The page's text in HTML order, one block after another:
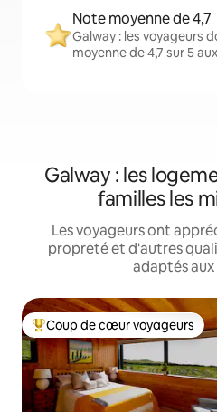
Note moyenne de 4,7
Galway : les voyageurs
moyenne de 4,7 sur 5
Galway : les
familles les
Les voyageurs ont
propreté et d'autres
adaptés
Coup de cœur voyageurs
Coup de cœur voyageurs